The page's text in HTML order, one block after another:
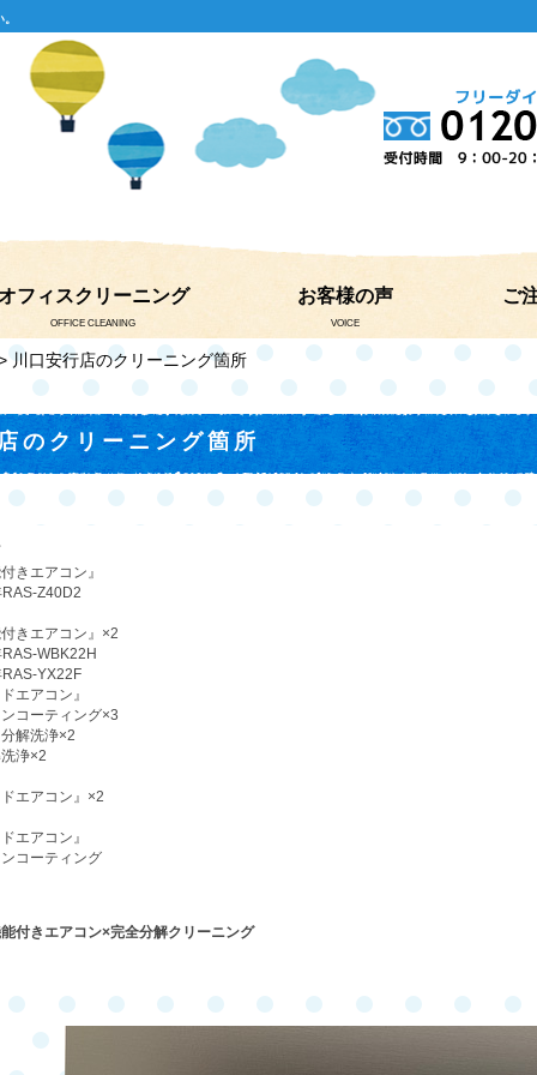
フィスクリーニング
OFFICE CLEANING
お客様の声
VOICE
ご
川口安行店のクリーニング箇所
のクリーニング箇所
きエアコン』
RAS-Z40D2
きエアコン』 ×2
RAS-WBK22H
RAS-YX22F
エアコン』
コーティング×3
解洗浄×2
浄×2
エアコン』 ×2
エアコン』
コーティング
付きエアコン×完全分解クリーニング